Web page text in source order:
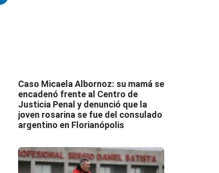
Caso Micaela Albornoz: su mamá se
encadenó frente al Centro de
Justicia Penal y denunció que la
joven rosarina se fue del consulado
argentino en Florianópolis